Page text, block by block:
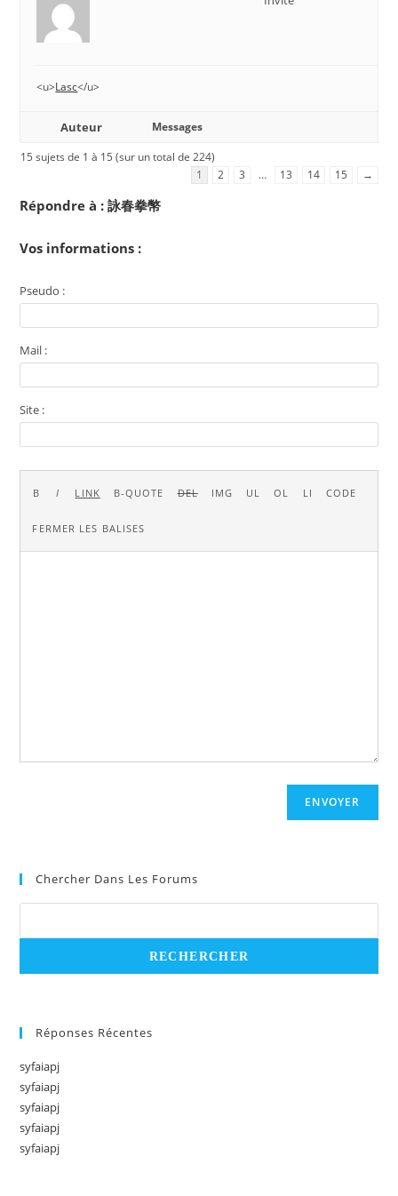
<u>Lasc</u>
Auteur
Messages
15 sujets de 1 à 15 (sur un total de 224)
1
2 3 … 13 14 15 →
Répondre à : 詠春拳幣
Vos informations :
Pseudo :
Mail :
Site :
ENVOYER
Chercher Dans Les Forums
Réponses Récentes
syfaiapj
syfaiapj
syfaiapj
syfaiapj
syfaiapj